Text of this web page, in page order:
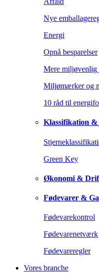
Nye
Energi
Opnå besparelser
Mere miljøvenlig
Miljømærker og
10 råd til
Klassifikation
Green Key
Økonomi &
Fødevarer &
Fødevarekontrol
Fødevarenetværk
Fødevareregler
Vores branche